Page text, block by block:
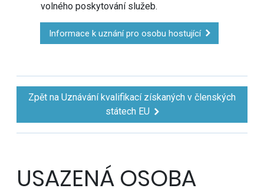
volného poskytování služeb.
Informace k uznání pro osobu hostující
Zpět na Uznávání kvalifikací získaných v členských
státech EU
USAZENÁ OSOBA